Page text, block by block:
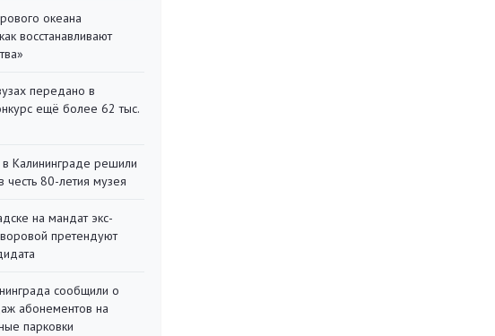
океана
восстанавливают
передано в
ещё более 62 тыс.
Калининграде решили
честь 80-летия музея
на мандат экс-
претендуют
сообщили о
абонементов на
парковки